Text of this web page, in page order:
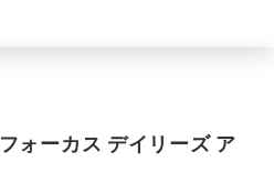
フォーカス デイリーズ ア